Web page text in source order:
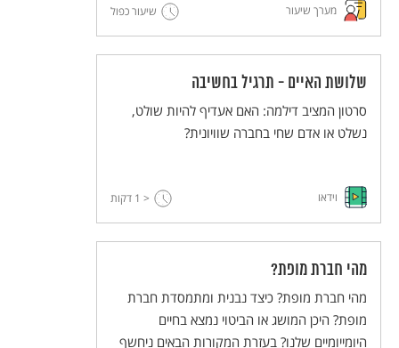
בכיתה על התופעה. המערך מבקש ללבן את
הערכים "חופש דת" ו"חופש מדת" כזכויות יסוד,
וכן לדון באופיו של החינוך הממלכתי ושל יהדות
חילונית.
מערך שיעור שיעור כפול
שלושת האיים - תרגיל בחשיבה
סרטון המציב דילמה: האם אעדיף להיות שולט,
נשלט או אדם שחי בחברה שוויונית?
וידאו < 1 דקות
מהי חברת מופת?
מהי חברת מופת? כיצד נבנית ומתמסדת חברת
מופת? היכן המושג או הביטוי נמצא בחיים
היומייומיים שלנו? בעזרת המקורות הבאים ניחשף